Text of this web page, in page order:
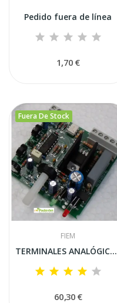
Pedido fuera de línea
1,70 €
Fuera De Stock
FIEM
TERMINALES ANALÓGICOS ELTP1 + SONDA (SOLO...
60,30 €